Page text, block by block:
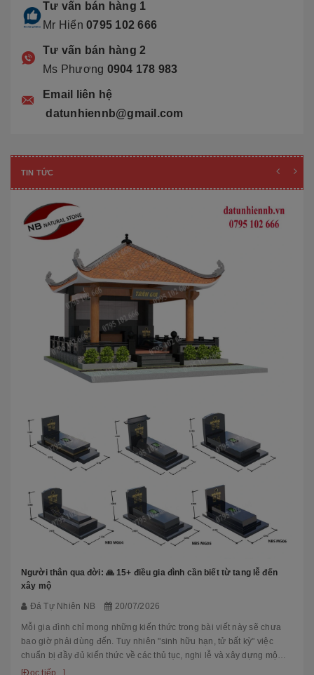
Tư vấn bán hàng 1
Mr Hiển 0795 102 666
Tư vấn bán hàng 2
Ms Phương 0904 178 983
Email liên hệ
datunhiennb@gmail.com
TIN TỨC
Người thân qua đời: 🙏 15+ điều gia đình cần biết từ tang lễ đến
xây mộ
Đá Tự Nhiên NB 20/07/2026
Mỗi gia đình chỉ mong những kiến thức trong bài viết này sẽ chưa
bao giờ phải dùng đến. Tuy nhiên "sinh hữu hạn, tử bất kỳ" việc
chuẩn bị đầy đủ kiến thức về các thủ tục, nghi lễ và xây dựng mộ
phầ...
[Đọc tiếp...]